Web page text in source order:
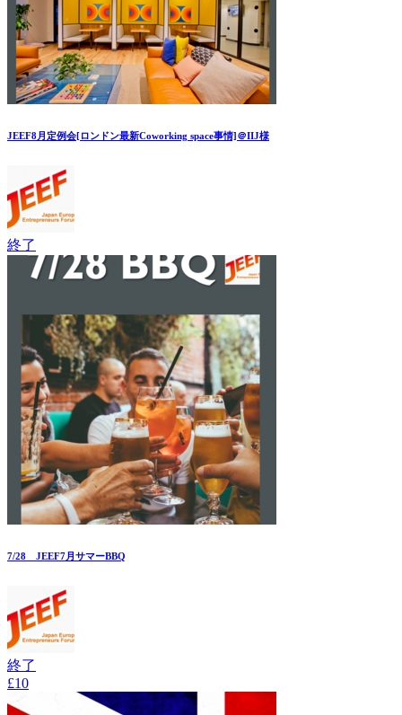
JEEF8月定例会[ロンドン最新Coworking space事情]＠IIJ様
終了
7/28 JEEF7月サマーBBQ
終了
£10